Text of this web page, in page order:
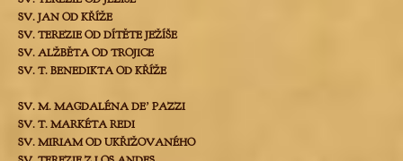
SV. JAN OD KŘÍŽE
SV. TEREZIE OD DÍTĚTE JEŽÍŠE
SV. ALŽBĚTA OD TROJICE
SV. T. BENEDIKTA OD KŘÍŽE
SV. M. MAGDALÉNA DEʼ PAZZI
SV. T. MARKÉTA REDI
SV. MIRIAM OD UKŘIŽOVANÉHO